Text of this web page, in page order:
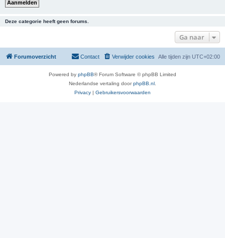
Deze categorie heeft geen forums.
Ga naar
Forumoverzicht Alle tijden zijn UTC+02:00
Verwijder cookies
Contact
Powered by phpBB® Forum Software © phpBB Limited
Nederlandse vertaling doorphpBB.nl
Privacy | Gebruikersvoorwaarden